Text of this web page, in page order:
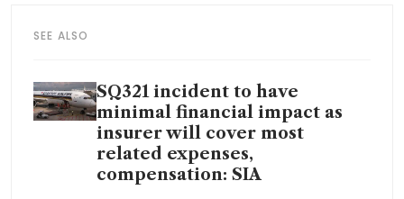
SEE ALSO
SQ321 incident to have
minimal financial impact as
insurer will cover most
related expenses,
compensation: SIA